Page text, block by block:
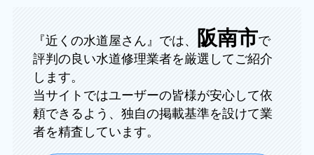
『近くの水道屋さん』では、 阪南市で
評判の良い水道修理業者を厳選してご紹介
します。
当サイトではユーザーの皆様が安心して依
頼できるよう、独自の掲載基準を設けて業
者を精査しています。